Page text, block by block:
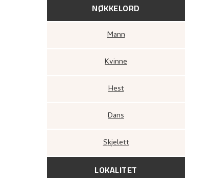
NØKKELORD
Mann
Kvinne
Hest
Dans
Skjelett
LOKALITET